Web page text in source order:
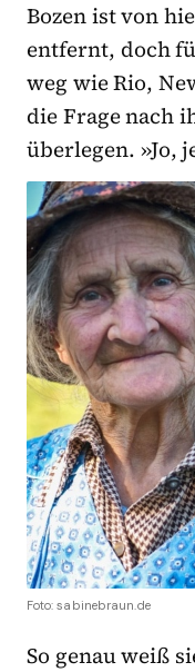
Bozen ist von
entfernt, doch
weg wie Rio,
die Frage nach
überlegen. »Jo,
Foto: sabinebraun.de
So genau weiß